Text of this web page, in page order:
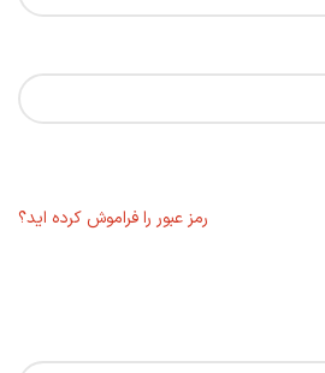
رمز عبور را فراموش کرده اید؟